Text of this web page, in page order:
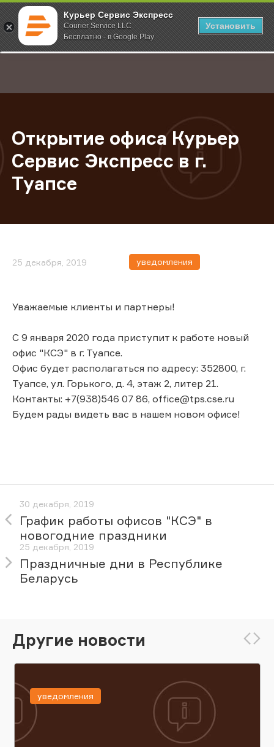
Курьер Сервис Экспресс
Courier Service LLC
Бесплатно - в Google Play
Установить
;
Главная О компании Новости Открытие офиса Курьер Сервис
Открытие офиса Курьер
Сервис Экспресс в г.
Туапсе
25 декабря, 2019 уведомления
Уважаемые клиенты и партнеры!
С 9 января 2020 года приступит к работе новый
офис "КСЭ" в г. Туапсе.
Офис будет располагаться по адресу: 352800, г.
Туапсе, ул. Горького, д. 4, этаж 2, литер 21.
Контакты: +7(938)546 07 86, office@tps.cse.ru
Будем рады видеть вас в нашем новом офисе!
30 декабря, 2019
График работы офисов "КСЭ" в
новогодние праздники
25 декабря, 2019
Праздничные дни в Республике
Беларусь
Другие новости
уведомления